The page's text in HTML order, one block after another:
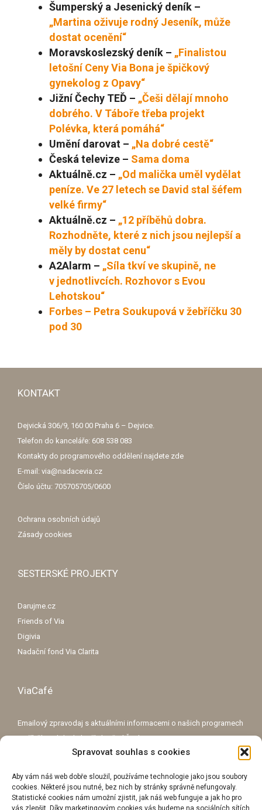
Spravovat souhlas s cookies
Aby vám náš web dobře sloužil, používáme technologie jako jsou soubory
cookies. Některé jsou nutné, bez nich by stránky správně nefungovaly.
Statistické cookies nám umožní zjistit, jak náš web funguje a jak ho pro
vás zlepšit. Díky marketingovým cookies vás budeme na sociálních sítích
Šumperský a Jesenický deník –
„Martina oživuje rodný Jeseník, může
dostat ocenění“
Moravskoslezský deník – „Finalistou
letošní Ceny Via Bona je špičkový
gynekolog z Opavy“
Jižní Čechy TEĎ – „Češi dělají mnoho
dobrého. V Táboře třeba projekt
Polévka, která pomáhá“
Umění darovat – „Na dobré cestě“
Česká televize – Sama doma
Aktuálně.cz – „Od malička uměl vydělat
peníze. Ve 27 letech se David stal šéfem
velké firmy“
Aktuálně.cz – „12 příběhů dobra.
Rozhodněte, které z nich jsou nejlepší a
měly by dostat cenu“
A2Alarm – „Síla tkví ve skupině, ne
v jednotlivcích. Rozhovor s Evou
Lehotskou“
Forbes – Petra Soukupová v žebříčku 30
pod 30
KONTAKT
Dejvická 306/9, 160 00 Praha 6 – Dejvice.
Telefon do kanceláře: 608 538 083
Kontakty do programového oddělení najdete zde
E-mail: via@nadacevia.cz
Číslo účtu: 705705705/0600
Ochrana osobních údajů
Zásady cookies
SESTERSKÉ PROJEKTY
Darujme.cz
Friends of Via
Digivia
Nadační fond Via Clarita
ViaCafé
Emailový zpravodaj s aktuálními informacemi o našich programech
a příběhy o lidech, kteří zlepšují Česko.
E-mailová adresa